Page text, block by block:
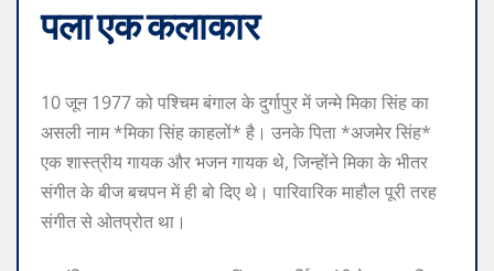
पला एक कलाकार
10 जून 1977 को पश्चिम बंगाल के दुर्गापुर में जन्मे मिका सिंह का
असली नाम *मिका सिंह काहलों* है। उनके पिता *अजमेर सिंह*
एक शास्त्रीय गायक और भजन गायक थे, जिन्होंने मिका के भीतर
संगीत के बीज बचपन में ही बो दिए थे। पारिवारिक माहौल पूरी तरह
संगीत से ओतप्रोत था।